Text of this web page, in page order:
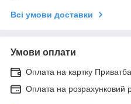
Всі умови доставки
Умови оплати
Оплата на картку
Оплата на розрахунковий